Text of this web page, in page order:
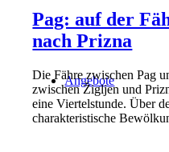
Angebote
Pag: auf der
nach Prizna
Die Fähre zwischen Pag
zwischen Žigljen und
eine Viertelstunde. Über
charakteristische